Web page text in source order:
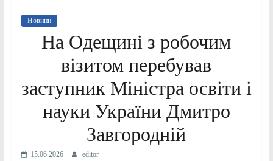
Новини
На Одещині з робочим
візитом перебував
заступник Міністра освіти і
науки України Дмитро
Завгородній
15.06.2026 editor